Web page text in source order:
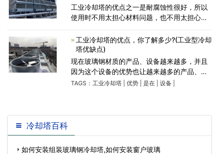
工业冷却塔的优点之一是耐腐蚀性很好，所以
使用时不用太担心材料问题，也不用太担心周
围环境问题，可以放心应用。第二个优点是强
度很高，所以使用自然可以更放心，自然也更
容易满足我们的需求。
工业冷却塔的优点，你了解多少?(工业型冷却
塔优缺点)
现在玻璃钢材质的产品、设备越来越多，并且
因为这个设备的优势也让越来越多的产品、设
备具备了很大的优势，使用起来非常的方便。
TAGS： 工业冷却塔| 优势| 是在| 设备|
冷却塔百科
如何安装组装玻璃钢冷却塔,如何安装窗户玻璃